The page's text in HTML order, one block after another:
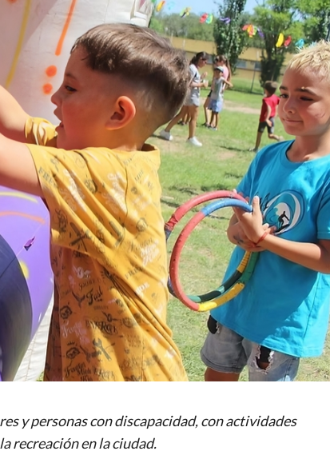
y personas con discapacidad, con actividades
recreación en la ciudad.